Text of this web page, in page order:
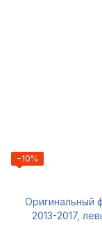
−10%
Оригинальный
2013-2017,